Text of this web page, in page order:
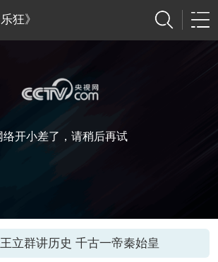
狂》
络开小差了，请稍后再试
立群讲历史 千古一帝秦始皇